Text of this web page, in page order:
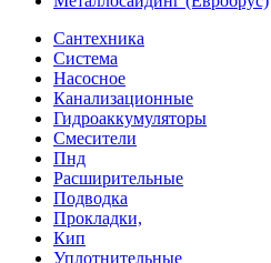
Сантехника
Система
Насосное
Канализационные
Гидроаккумуляторы
Смесители
Пнд
Расширительные
Подводка
Прокладки,
Кип
Уплотнительные